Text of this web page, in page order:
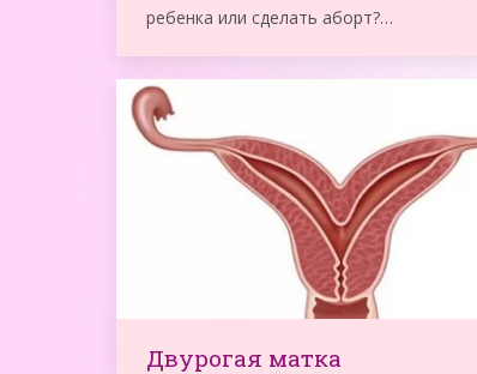
ребенка или сделать аборт?…
Двурогая матка